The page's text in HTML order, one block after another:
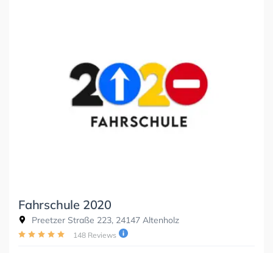
Fahrschule 2020
Preetzer Straße 223, 24147 Altenholz
148 Reviews